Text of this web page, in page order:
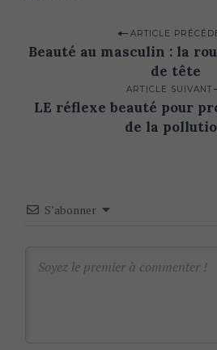
o
i
ARTICLE
Beauté au masculin : la
de tête
ARTICLE SUIVANT
LE réflexe beauté pour
de la
S’abonner